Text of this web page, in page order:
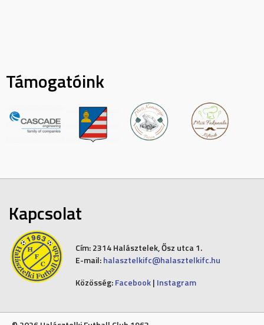
Támogatóink
Kapcsolat
Cím:2314 Halásztelek, Ősz utca 1.
E-mail: halasztelkifc@halasztelkifc.hu
Közösség: Facebook| Instagram